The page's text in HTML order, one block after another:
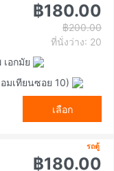
฿180.00
฿200.00
ที่นั่งว่าง: 20
อกมัย
มเทียนซอย 10)
เลือก
รถตู้
฿180.00